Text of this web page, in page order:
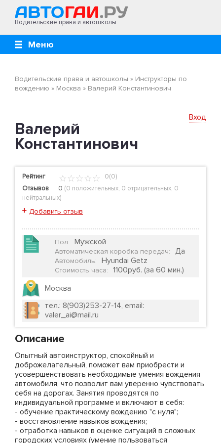
Водительские права и автошколы
Меню
Водительские права и автошколы » Инструкторы по
вождению » Москва » Валерий Константинович
Вход
Валерий
Константинович
Рейтинг
0(0)
Отзывов
0 (0 положительных, 0 отрицательных, 0
нейтральных)
+ Добавить отзыв
Пол: Мужской
Автоматическая коробка передач: Да
Автомобиль: Hyundai Getz
Стоимость часа:
1100руб. (за 60 мин.)
Москва
тел.: 8(903)253-27-14, email:
valer_ai@mail.ru
Описание
Опытный автоинструктор, спокойный и
доброжелательный, поможет вам приобрести и
усовершенствовать необходимые умения вождения
автомобиля, что позволит вам уверенно чувствовать
себя на дорогах. Занятия проводятся по
индивидуальной программе и включают в себя:
- обучение практическому вождению "с нуля";
- восстановление навыков вождения;
- отработка навыков в оценке ситуаций в сложных
городских условиях (умение пользоваться